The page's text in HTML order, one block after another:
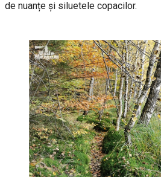
de nuanțe și siluetele copacilor.